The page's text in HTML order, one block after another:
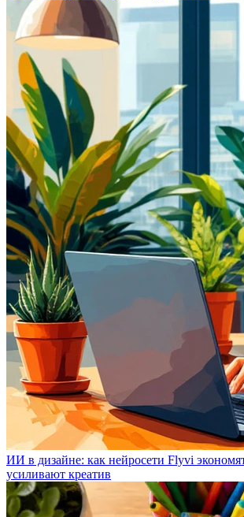
ИИ в дизайне: как нейросети Flyvi
усиливают креатив